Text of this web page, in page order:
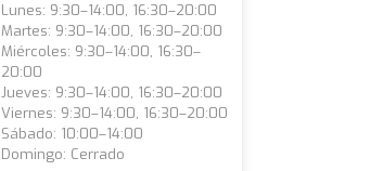
Lunes: 9:30–14:00, 16:30–20:00
Martes: 9:30–14:00, 16:30–20:00
Miércoles: 9:30–14:00, 16:30–
20:00
Jueves: 9:30–14:00, 16:30–20:00
Viernes: 9:30–14:00, 16:30–20:00
Sábado: 10:00–14:00
Domingo: Cerrado